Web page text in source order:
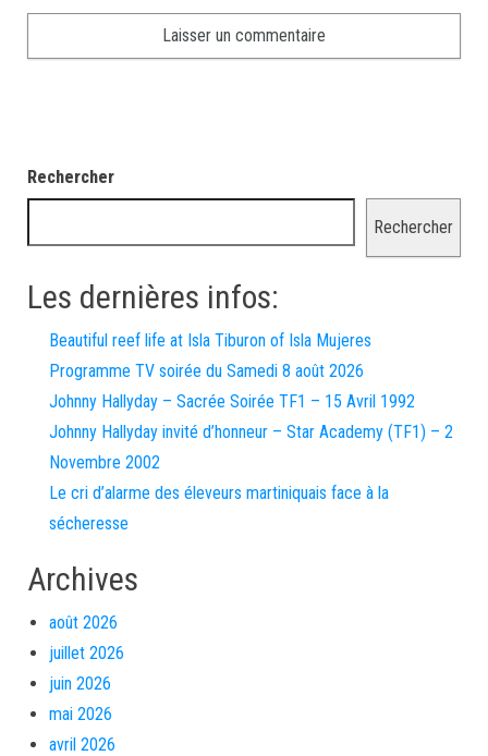
Rechercher
Rechercher
Les dernières infos:
Beautiful reef life at Isla Tiburon of Isla Mujeres
Programme TV soirée du Samedi 8 août 2026
Johnny Hallyday – Sacrée Soirée TF1 – 15 Avril 1992
Johnny Hallyday invité d’honneur – Star Academy (TF1) – 2
Novembre 2002
Le cri d’alarme des éleveurs martiniquais face à la
sécheresse
Archives
août 2026
juillet 2026
juin 2026
mai 2026
avril 2026